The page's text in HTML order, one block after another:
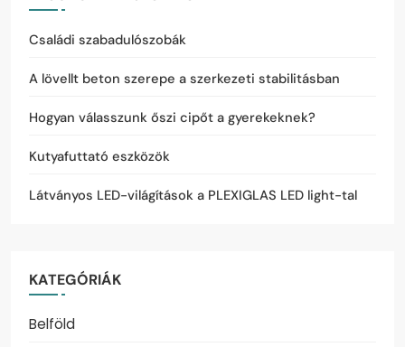
Családi szabadulószobák
A lövellt beton szerepe a szerkezeti stabilitásban
Hogyan válasszunk őszi cipőt a gyerekeknek?
Kutyafuttató eszközök
Látványos LED-világítások a PLEXIGLAS LED light-tal
KATEGÓRIÁK
Belföld